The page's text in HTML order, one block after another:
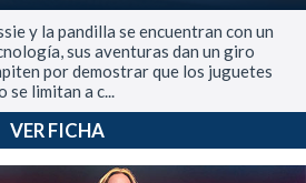
y la pandilla se encuentran con un
sus aventuras dan un giro
por demostrar que los juguetes
se limitan a c...
VER FICHA